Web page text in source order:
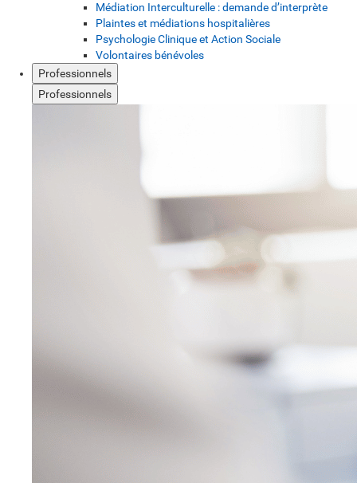
Médiation Interculturelle : demande d’interprète
Plaintes et médiations hospitalières
Psychologie Clinique et Action Sociale
Volontaires bénévoles
Professionnels
Professionnels